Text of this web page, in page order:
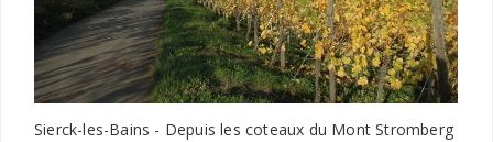
Sierck-les-Bains - Depuis les coteaux du Mont Stromberg